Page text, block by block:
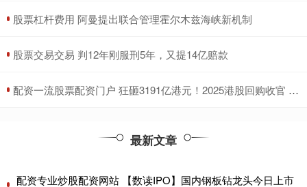
​股票杠杆费用 阿曼提出联合管理霍尔木兹海峡新机制
​股票交易交易 判12年刚服刑5年，又提14亿赔款
​配资一流股票配资门户 狂砸3191亿港元！2025港股回购收官 腾讯独揽1/4 连续四年“称王”
最新文章
配资专业炒股配资网站 【数读IPO】国内钢板钻龙头今日上市